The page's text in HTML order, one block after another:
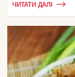
ЧИТАТИ ДАЛІ